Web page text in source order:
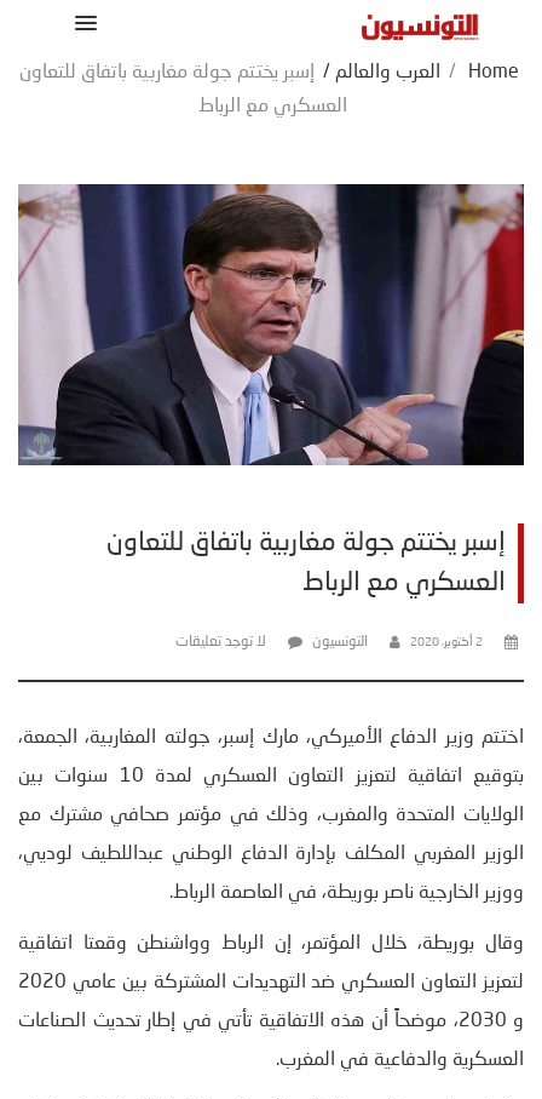
Home
/ العرب والعالم /
إسبر يختتم جولة مغاربية باتفاق للتعاون
العسكري مع الرباط
إسبر يختتم جولة مغاربية باتفاق للتعاون
العسكري مع الرباط
2 أكتوبر، 2020 التونسيون لا توجد تعليقات
اختتم وزير الدفاع الأميركي، مارك إسبر، جولته المغاربية، الجمعة،
بتوقيع اتفاقية لتعزيز التعاون العسكري لمدة 10 سنوات بين
الولايات المتحدة والمغرب، وذلك في مؤتمر صحافي مشترك مع
الوزير المغربي المكلف بإدارة الدفاع الوطني عبداللطيف لوديي،
ووزير الخارجية ناصر بوريطة، في العاصمة الرباط.
وقال بوريطة، خلال المؤتمر، إن الرباط وواشنطن وقعتا اتفاقية
لتعزيز التعاون العسكري ضد التهديدات المشتركة بين عامي 2020
و 2030، موضحاً أن هذه الاتفاقية تأتي في إطار تحديث الصناعات
العسكرية والدفاعية في المغرب.